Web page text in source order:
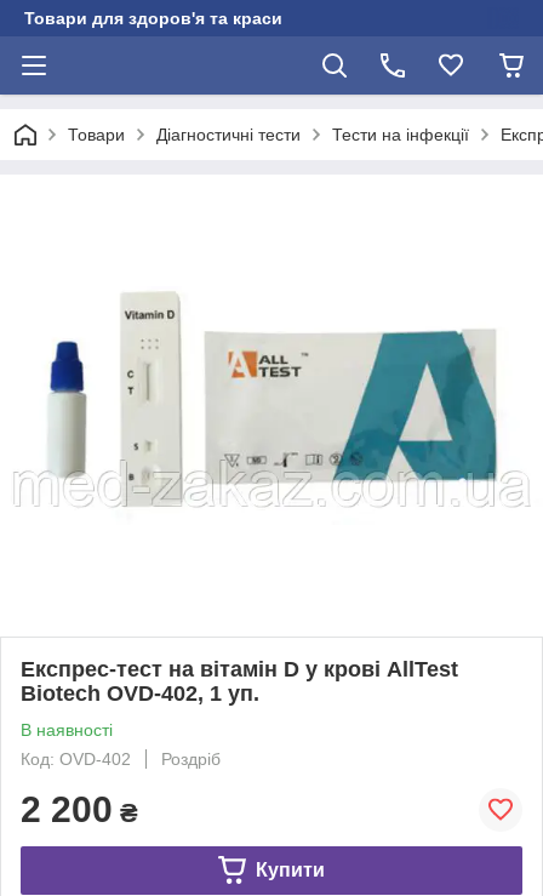
Товари для здоров'я та краси
Товари Діагностичні тести Тести на інфекції
Експрес-тест на вітамін D у крові AllTest
Biotech OVD-402, 1 уп.
В наявності
Код: OVD-402
Роздріб
2 200 ₴
Купити